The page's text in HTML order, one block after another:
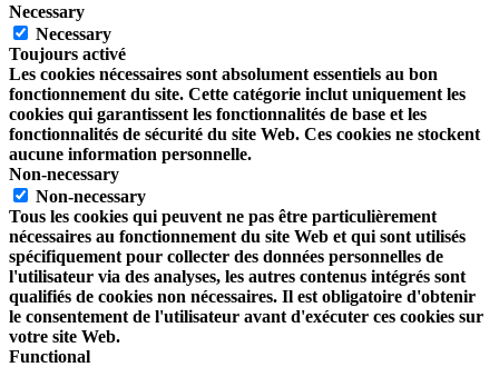
Necessary
Necessary
Toujours activé
Les cookies nécessaires sont absolument essentiels au bon
fonctionnement du site. Cette catégorie inclut uniquement les
cookies qui garantissent les fonctionnalités de base et les
fonctionnalités de sécurité du site Web. Ces cookies ne stockent
aucune information personnelle.
Non-necessary
Non-necessary
Tous les cookies qui peuvent ne pas être particulièrement
nécessaires au fonctionnement du site Web et qui sont utilisés
spécifiquement pour collecter des données personnelles de
l'utilisateur via des analyses, les autres contenus intégrés sont
qualifiés de cookies non nécessaires. Il est obligatoire d'obtenir
le consentement de l'utilisateur avant d'exécuter ces cookies sur
votre site Web.
Functional